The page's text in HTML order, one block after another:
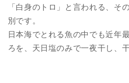
「白身のトロ」と言われる、そ
別です。
日本海でとれる魚の中でも近年
ろを、天日塩のみで一夜干し、